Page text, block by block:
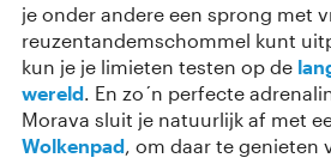
je onder andere een sprong met
reuzentandemschommel kunt
kun je je limieten testen op de
wereld. En zo´n perfecte
Morava sluit je natuurlijk af met
Wolkenpad, om daar te genieten